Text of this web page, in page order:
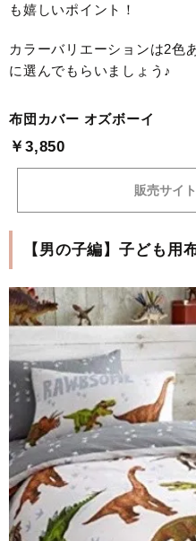
も嬉しいポイント！
カラーバリエーションは2色
に選んでもらいましょう♪
布団カバー オズボーイ
￥3,850
販売サイ
【男の子編】子ども用